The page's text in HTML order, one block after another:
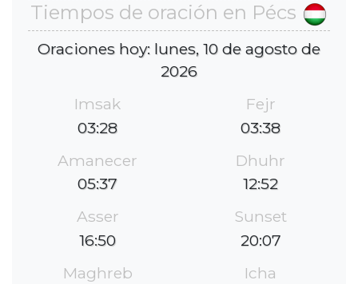
Tiempos de oración en Pécs
Oraciones hoy: lunes, 10 de agosto de
2026
Imsak
03:28
Fejr
03:38
Amanecer
05:37
Dhuhr
12:52
Asser
16:50
Sunset
20:07
Maghreb
Icha